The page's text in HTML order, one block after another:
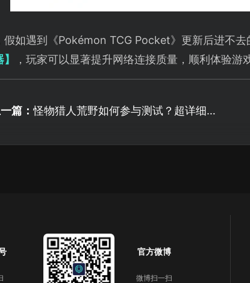
假如遇到《Pokémon TCG Pocket》更新后进不去
，玩家可以显著提升网络连接质量，顺利体验游
一篇： 怪物猎人荒野如何参与测试？超详细图
官方微博
微博扫一扫